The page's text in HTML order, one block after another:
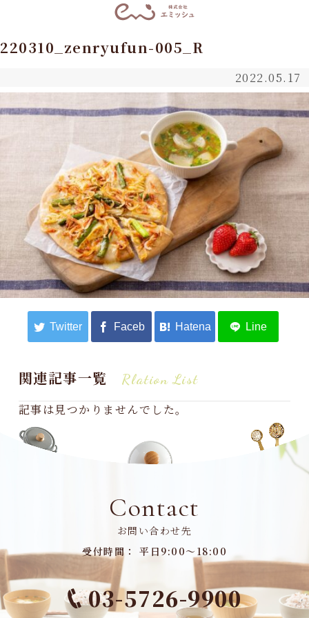
220310_zenryufun-005_R
2022.05.17
関連記事一覧 Rlation List
記事は見つかりませんでした。
Contact
お問い合わせ先
受付時間： 平日9:00～18:00
03-5726-9900